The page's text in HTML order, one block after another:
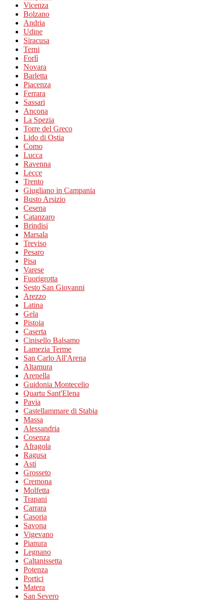
Vicenza
Bolzano
Andria
Udine
Siracusa
Terni
Forlì
Novara
Barletta
Piacenza
Ferrara
Sassari
Ancona
La Spezia
Torre del Greco
Lido di Ostia
Como
Lucca
Ravenna
Lecce
Trento
Giugliano in Campania
Busto Arsizio
Cesena
Catanzaro
Brindisi
Marsala
Treviso
Pesaro
Pisa
Varese
Fuorigrotta
Sesto San Giovanni
Arezzo
Latina
Gela
Pistoia
Caserta
Cinisello Balsamo
Lamezia Terme
San Carlo All'Arena
Altamura
Arenella
Guidonia Montecelio
Quartu Sant'Elena
Pavia
Castellammare di Stabia
Massa
Alessandria
Cosenza
Afragola
Ragusa
Asti
Grosseto
Cremona
Molfetta
Trapani
Carrara
Casoria
Savona
Vigevano
Pianura
Legnano
Caltanissetta
Potenza
Portici
Matera
San Severo